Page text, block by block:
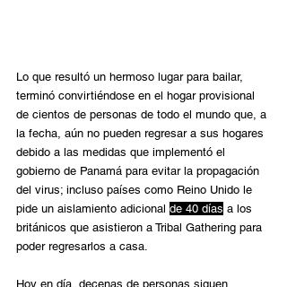
Lo que resultó un hermoso lugar para bailar,
terminó convirtiéndose en el hogar provisional
de cientos de personas de todo el mundo que, a
la fecha, aún no pueden regresar a sus hogares
debido a las medidas que implementó el
gobierno de Panamá para evitar la propagación
del virus; incluso países como Reino Unido le
pide un aislamiento adicional de 40 días a los
británicos que asistieron a Tribal Gathering para
poder regresarlos a casa.
Hoy en día, decenas de personas siguen